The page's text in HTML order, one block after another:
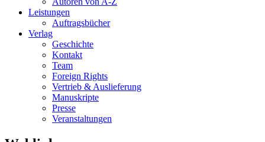
Leistungen
Auftragsbücher
Verlag
Geschichte
Kontakt
Team
Foreign Rights
Vertrieb & Auslieferung
Manuskripte
Presse
Veranstaltungen